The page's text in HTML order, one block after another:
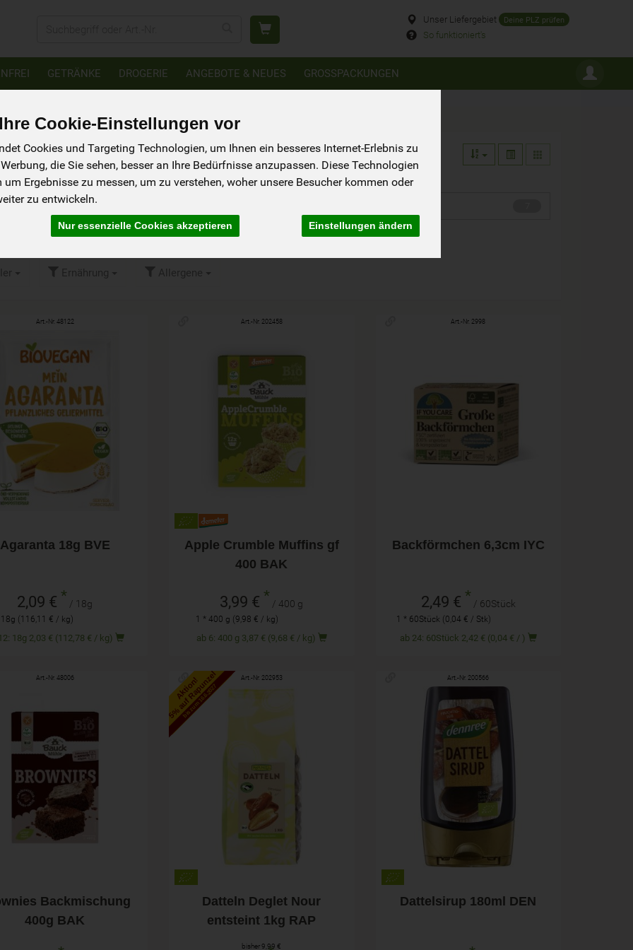
Cookie-Einstellungen vor
Cookies und Targeting Technologien, um Ihnen ein besseres Internet-Erlebnis zu
die Sie sehen, besser an Ihre Bedürfnisse anzupassen. Diese Technologien
Ergebnisse zu messen, um zu verstehen, woher unsere Besucher kommen oder
zu entwickeln.
Nur essenzielle Cookies akzeptieren Einstellungen ändern
Unser Liefergebiet Deine PLZ prüfen
So funktioniert's
GETRÄNKE DROGERIE ANGEBOTE & NEUES GROSSPACKUNGEN
Bindemittel & VegEgg
Ernährung Allergene
Art.-Nr. 48122
Agaranta 18g BVE
2,09 € * / 18g
(116,11 € / kg)
ab 12: 18g 2,03 € (112,78 € / kg)
18g
Art.-Nr. 202458
Apple Crumble Muffins gf
400 BAK
3,99 € * / 400 g
1 * 400 g (9,98 € / kg)
ab 6: 400 g 3,87 € (9,68 € / kg)
400 g
Art.-Nr. 2998
Backförmchen 6,3cm IYC
2,49 € * / 60Stück
1 * 60Stück (0,04 € / Stk)
ab 24: 60Stück 2,42 € (0,04 € / )
60Stück
Anzahl
Art.-Nr. 48006
Backmischung
400g BAK
400g
4,29
Aktion!
5% auf Rapunzel
bis zum 16.6.2027
Art.-Nr. 202953
Datteln Deglet Nour
entsteint 1kg RAP
bisher 9,99 €
9,49
Art.-Nr. 200566
Dattelsirup 180ml DEN